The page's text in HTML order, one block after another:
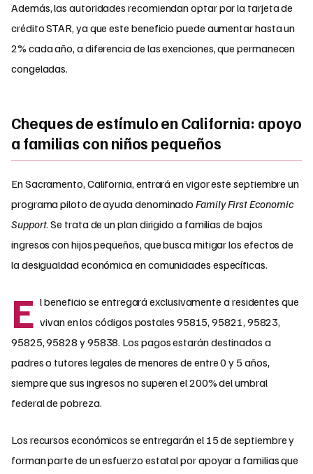
Además, las autoridades recomiendan optar por la tarjeta de
crédito STAR, ya que este beneficio puede aumentar hasta un
2% cada año, a diferencia de las exenciones, que permanecen
congeladas.
Cheques de estímulo en California: apoyo
a familias con niños pequeños
En Sacramento, California, entrará en vigor este septiembre un
programa piloto de ayuda denominadoFamily First Economic
Support. Se trata de un plan dirigido a familias de bajos
ingresos con hijos pequeños, que busca mitigar los efectos de
la desigualdad económica en comunidades específicas.
E l beneficio se entregará exclusivamente a residentes que
vivan en los códigos postales 95815, 95821, 95823,
95825, 95828 y 95838. Los pagos estarán destinados a
padres o tutores legales de menores de entre 0 y 5 años,
siempre que sus ingresos no superen el 200% del umbral
federal de pobreza.
Los recursos económicos se entregarán el 15 de septiembre y
forman parte de un esfuerzo estatal por apoyar a familias que